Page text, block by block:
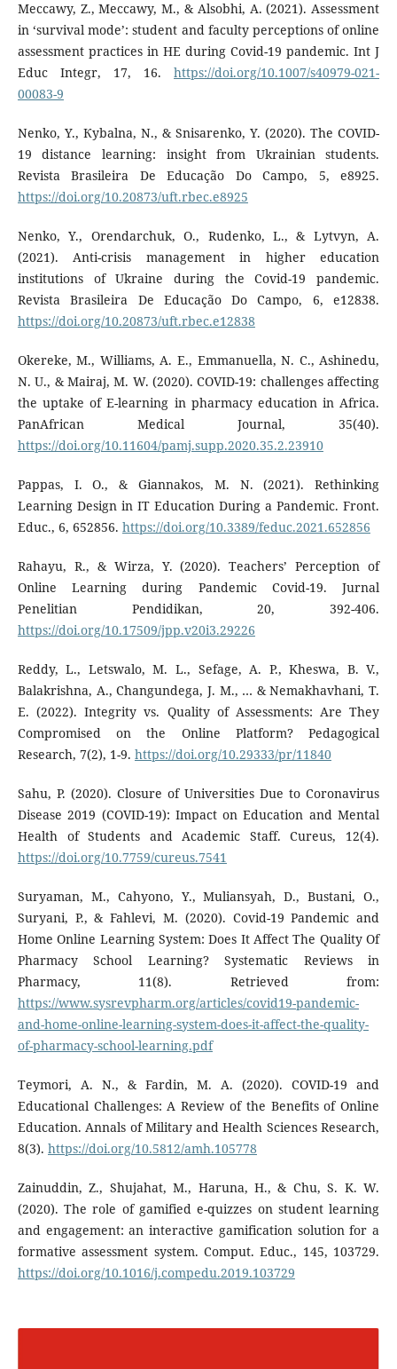
Meccawy, Z., Meccawy, M., & Alsobhi, A. (2021). Assessment
in ‘survival mode’: student and faculty perceptions of online
assessment practices in HE during Covid-19 pandemic. Int J
Educ Integr, 17, 16.https://doi.org/10.1007/s40979-021-
00083-9
Nenko, Y., Кybalna, N., & Snisarenko, Y. (2020). The COVID-
19 distance learning: insight from Ukrainian students.
Revista Brasileira De Educação Do Campo, 5, e8925.
https://doi.org/10.20873/uft.rbec.e8925
Nenko, Y., Orendarchuk, O., Rudenko, L., & Lytvyn, A.
(2021). Anti-crisis management in higher education
institutions of Ukraine during the Covid-19 pandemic.
Revista Brasileira De Educação Do Campo, 6, e12838.
https://doi.org/10.20873/uft.rbec.e12838
Okereke, M., Williams, A. E., Emmanuella, N. C., Ashinedu,
N. U., & Mairaj, M. W. (2020). COVID-19: challenges affecting
the uptake of E-learning in pharmacy education in Africa.
PanAfrican Medical Journal, 35(40).
https://doi.org/10.11604/pamj.supp.2020.35.2.23910
Pappas, I. O., & Giannakos, M. N. (2021). Rethinking
Learning Design in IT Education During a Pandemic. Front.
Educ., 6, 652856. https://doi.org/10.3389/feduc.2021.652856
Rahayu, R., & Wirza, Y. (2020). Teachers’ Perception of
Online Learning during Pandemic Covid-19. Jurnal
Penelitian Pendidikan, 20, 392-406.
https://doi.org/10.17509/jpp.v20i3.29226
Reddy, L., Letswalo, M. L., Sefage, A. P., Kheswa, B. V.,
Balakrishna, A., Changundega, J. M., … & Nemakhavhani, T.
E. (2022). Integrity vs. Quality of Assessments: Are They
Compromised on the Online Platform? Pedagogical
Research, 7(2), 1-9. https://doi.org/10.29333/pr/11840
Sahu, P. (2020). Closure of Universities Due to Coronavirus
Disease 2019 (COVID-19): Impact on Education and Mental
Health of Students and Academic Staff. Cureus, 12(4).
https://doi.org/10.7759/cureus.7541
Suryaman, M., Cahyono, Y., Muliansyah, D., Bustani, O.,
Suryani, P., & Fahlevi, M. (2020). Covid-19 Pandemic and
Home Online Learning System: Does It Affect The Quality Of
Pharmacy School Learning? Systematic Reviews in
Pharmacy, 11(8). Retrieved from:
https://www.sysrevpharm.org/articles/covid19-pandemic-
and-home-online-learning-system-does-it-affect-the-quality-
of-pharmacy-school-learning.pdf
Teymori, A. N., & Fardin, M. A. (2020). COVID-19 and
Educational Challenges: A Review of the Benefits of Online
Education. Annals of Military and Health Sciences Research,
8(3). https://doi.org/10.5812/amh.105778
Zainuddin, Z., Shujahat, M., Haruna, H., & Chu, S. K. W.
(2020). The role of gamified e-quizzes on student learning
and engagement: an interactive gamification solution for a
formative assessment system. Comput. Educ., 145, 103729.
https://doi.org/10.1016/j.compedu.2019.103729